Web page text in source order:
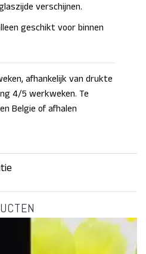
verschijnen.
geschikt voor binnen
afhankelijk van drukte
4/5 werkweken. Te
Belgie of afhalen